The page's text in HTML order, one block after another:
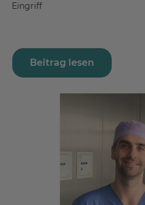
Eingriff
Beitrag lesen